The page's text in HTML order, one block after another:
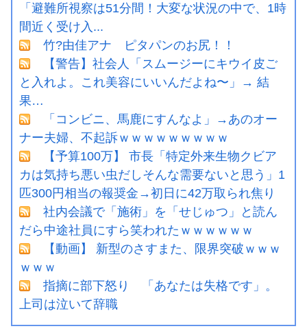
「避難所視察は51分間！大変な状況の中で、1時
間近く受け入...
竹?由佳アナ ピタパンのお尻！！
【警告】社会人「スムージーにキウイ皮ご
と入れよ。これ美容にいいんだよね〜」→ 結
果…
「コンビニ、馬鹿にすんなよ」→あのオー
ナー夫婦、不起訴ｗｗｗｗｗｗｗｗｗ
【予算100万】 市長「特定外来生物クビア
カは気持ち悪い虫だしそんな需要ないと思う」1
匹300円相当の報奨金→初日に42万取られ焦り
社内会議で「施術」を「せじゅつ」と読ん
だら中途社員にすら笑われたｗｗｗｗｗｗ
【動画】 新型のさすまた、限界突破ｗｗｗ
ｗｗｗ
指摘に部下怒り 「あなたは失格です」。
上司は泣いて辞職